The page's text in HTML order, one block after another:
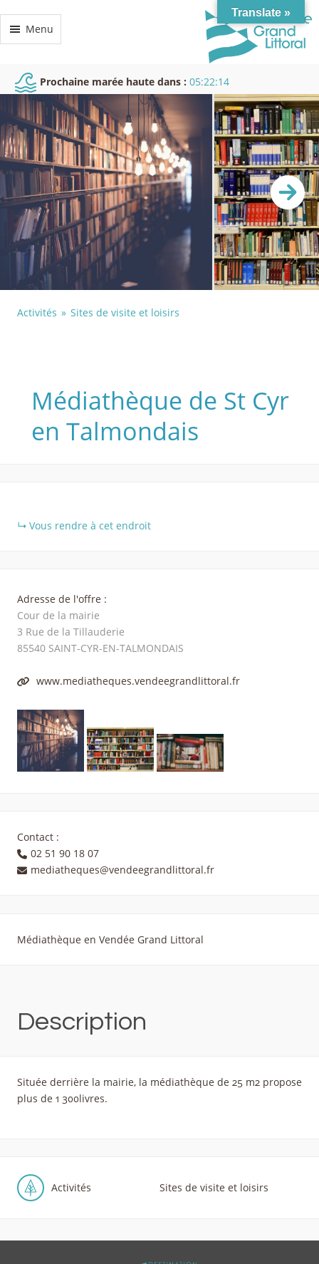
Menu
Prochaine marée haute dans : 05:22:13
Activités Sites de visite et loisirs
Médiathèque de St Cyr
en Talmondais
Vous rendre à cet endroit
Adresse de l'offre :
Cour de la mairie
3 Rue de la Tillauderie
85540 SAINT-CYR-EN-TALMONDAIS
www.mediatheques.vendeegrandlittoral.fr
Contact :
02 51 90 18 07
mediatheques@vendeegrandlittoral.fr
Médiathèque en Vendée Grand Littoral
Description
Située derrière la mairie, la médiathèque de 25 m2 propose
plus de 1 300livres.
Activités Sites de visite et loisirs
Translate »